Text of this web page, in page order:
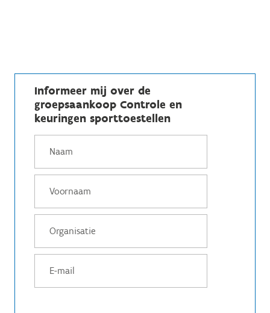
Informeer mij over de
groepsaankoop Controle en
keuringen sporttoestellen